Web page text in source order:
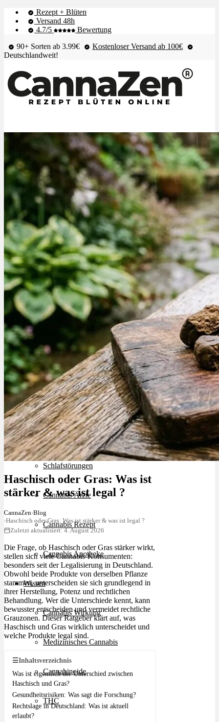
Rezept + Blüten
Versand 48h
4.7/5
Bewertung
90+ Sorten ab 3.99€
Kostenloser Versand ab 100€
Deutschlandweit!
Shop & Live-Bestand
Blüten
Extrakte
Ablauf
Therapien
Alle Krankheiten
Chronische Schmerzen
ADHS
Angststörungen
Chronische Migräne
Depressionen
Schlafstörungen
Cannabis Ärzte
Cannabis Rezept
Cannabis Apotheke
Wissen
Cannabis Wirkung
Medizinisches Cannabis
Cannabinoide
THC
Haschisch oder Gras: Was ist
stärker & was ist legal ?
CannaZen›Blog
›Haschisch oder Gras: Was ist stärker & was ist legal ?
Zuletzt aktualisiert: 4. August 2026
Die Frage, ob Haschisch oder Gras stärker wirkt,
stellen sich viele Cannabis-Konsumenten:
besonders seit der Legalisierung in Deutschland.
Obwohl beide Produkte von derselben Pflanze
stammen, unterscheiden sie sich grundlegend in
ihrer Herstellung, Potenz und rechtlichen
Behandlung. Wer die Unterschiede kennt, kann
bewusster entscheiden und vermeidet rechtliche
Grauzonen. Dieser Ratgeber klärt auf, was
Haschisch und Gras wirklich unterscheidet und
welche Produkte legal sind.
☰Inhaltsverzeichnis
Was ist eigentlich der Unterschied zwischen
Haschisch und Gras?
Gesundheitsrisiken: Was sagt die Forschung?
Rechtslage in Deutschland: Was ist aktuell
erlaubt?